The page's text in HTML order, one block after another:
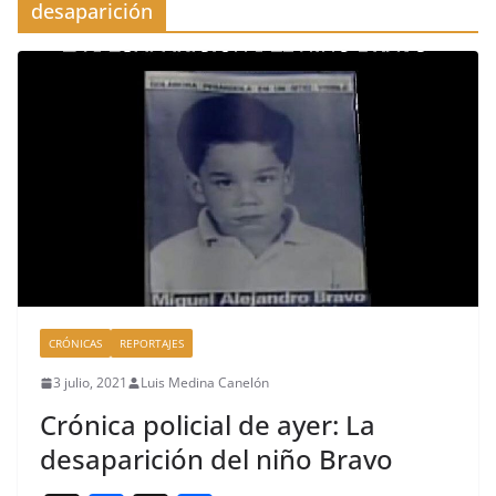
desaparición
CRÓNICAS REPORTAJES
3 julio, 2021 Luis Medina Canelón
Crónica policial de ayer: La
desaparición del niño Bravo